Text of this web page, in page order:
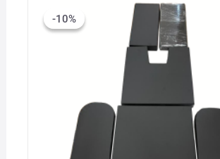
-10%
-10%
$9,900.00.
precio
actual
$8,900.00.